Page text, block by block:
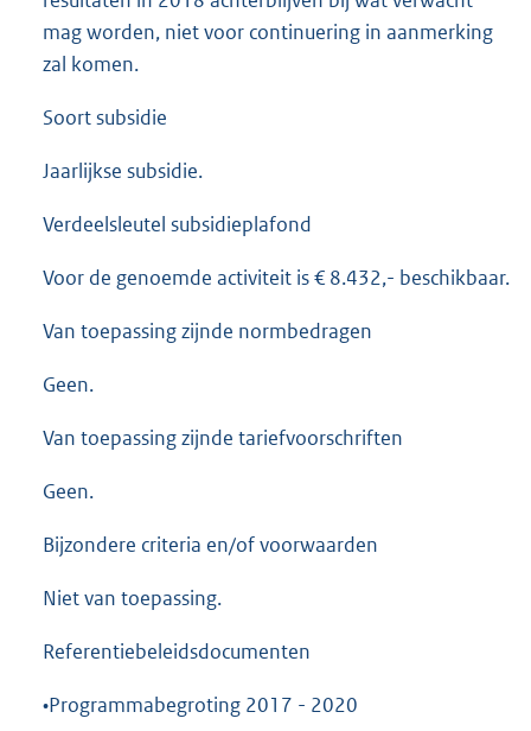
mag worden, niet voor continuering in aanmerking
zal komen.
Soort subsidie
Jaarlijkse subsidie.
Verdeelsleutel subsidieplafond
Voor de genoemde activiteit is € 8.432,- beschikbaar.
Van toepassing zijnde normbedragen
Geen.
Van toepassing zijnde tariefvoorschriften
Geen.
Bijzondere criteria en/of voorwaarden
Niet van toepassing.
Referentiebeleidsdocumenten
•Programmabegroting 2017 - 2020